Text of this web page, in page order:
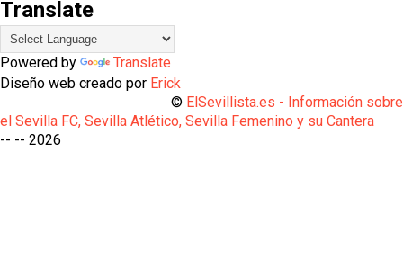
Translate
Powered by
Translate
Diseño web creado por Erick
© ElSevillista.es - Información sobre
el Sevilla FC, Sevilla Atlético, Sevilla Femenino y su Cantera
-- -- 2026